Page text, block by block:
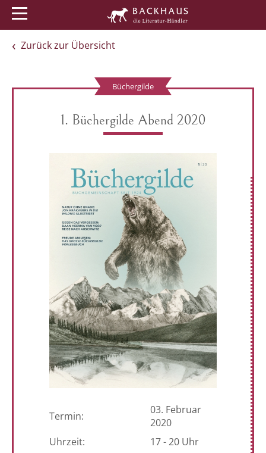
Zurück zur Übersicht
Büchergilde
1. Büchergilde Abend 2020
Termin:
03. Februar
2020
Uhrzeit:
17 - 20 Uhr